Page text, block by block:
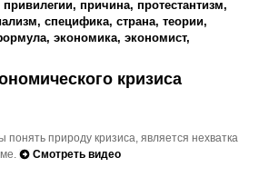
привилегии, причина, протестантизм,
, специфика, страна, теории,
, экономика, экономист,
кризиса
природу кризиса, является нехватка
Смотреть видео